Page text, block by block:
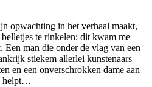
opwachting in het verhaal maakt,
te rinkelen: dit kwam me
Een man die onder de vlag van een
stiekem allerlei kunstenaars
en een onverschrokken dame aan
helpt…